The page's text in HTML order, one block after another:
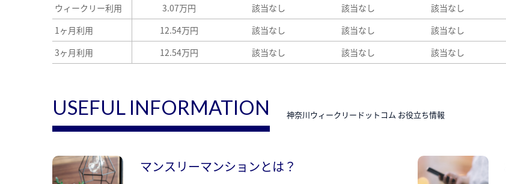
ウィークリー利用
3.07万円 該当なし 該当なし 該当なし
1ヶ月利用
12.54万円 該当なし 該当なし 該当なし
3ヶ月利用
12.54万円 該当なし 該当なし 該当なし
USEFUL INFORMATION 神奈川ウィークリードットコム お役立ち情報
マンスリーマンションとは？